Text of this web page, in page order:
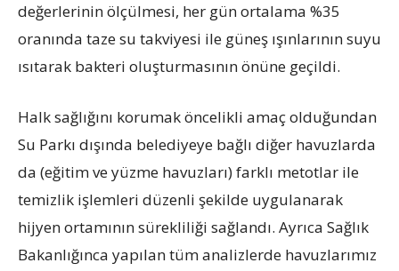
değerlerinin ölçülmesi, her gün ortalama %35
oranında taze su takviyesi ile güneş ışınlarının suyu
ısıtarak bakteri oluşturmasının önüne geçildi.
Halk sağlığını korumak öncelikli amaç olduğundan
Su Parkı dışında belediyeye bağlı diğer havuzlarda
da (eğitim ve yüzme havuzları) farklı metotlar ile
temizlik işlemleri düzenli şekilde uygulanarak
hijyen ortamının sürekliliği sağlandı. Ayrıca Sağlık
Bakanlığınca yapılan tüm analizlerde havuzlarımız